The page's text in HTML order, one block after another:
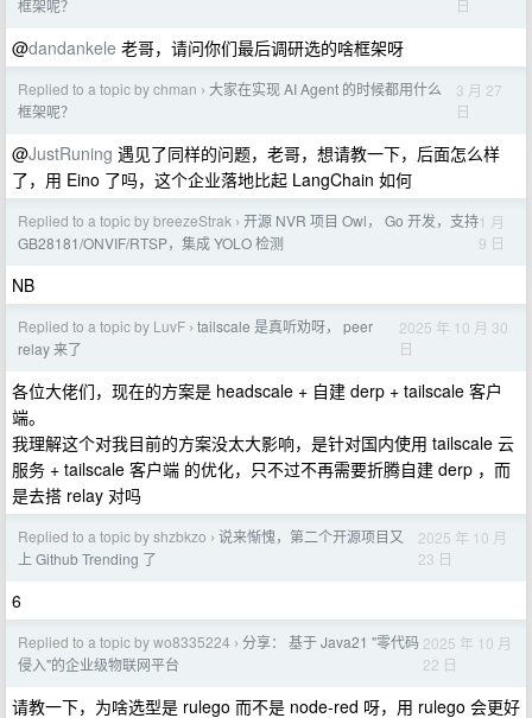
框架呢？
日
@dandankele 老哥，请问你们最后调研选的啥框架呀
Replied to a topic by chman › 大家在实现 AI Agent 的时候都用什么
框架呢？
3 月 27
日
@JustRuning 遇见了同样的问题，老哥，想请教一下，后面怎么样
了，用 Eino 了吗，这个企业落地比起 LangChain 如何
Replied to a topic by breezeStrak › 开源 NVR 项目 Owl， Go 开发，支持
GB28181/ONVIF/RTSP，集成 YOLO 检测
1 月
9 日
NB
Replied to a topic by LuvF › tailscale 是真听劝呀， peer
relay 来了
2025 年 10 月 30
日
各位大佬们，现在的方案是 headscale + 自建 derp + tailscale 客户
端。
我理解这个对我目前的方案没太大影响，是针对国内使用 tailscale 云
服务 + tailscale 客户端 的优化，只不过不再需要折腾自建 derp ，而
是去搭 relay 对吗
Replied to a topic by shzbkzo › 说来惭愧，第二个开源项目又
上 Github Trending 了
2025 年 10 月
23 日
6
Replied to a topic by wo8335224 › 分享： 基于 Java21 "零代码
侵入"的企业级物联网平台
2025 年 10 月
22 日
请教一下，为啥选型是 rulego 而不是 node-red 呀，用 rulego 会更好